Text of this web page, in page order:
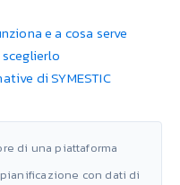
e a cosa serve
di SYMESTIC
di una piattaforma
con dati di